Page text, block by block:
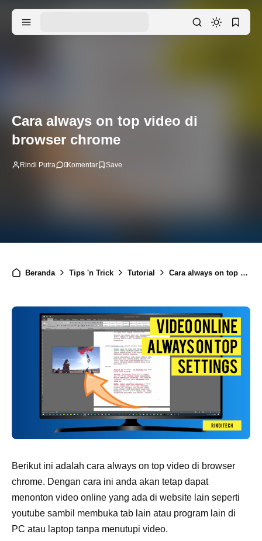
Cara always on top video di
browser chrome
Rindi Putra 0Komentar
Beranda Tips 'n Trick Tutorial Cara always on top video di browser chrome
Berikut ini adalah cara always on top video di browser
chrome. Dengan cara ini anda akan tetap dapat
menonton video online yang ada di website lain seperti
youtube sambil membuka tab lain atau program lain di
PC atau laptop tanpa menutupi video.